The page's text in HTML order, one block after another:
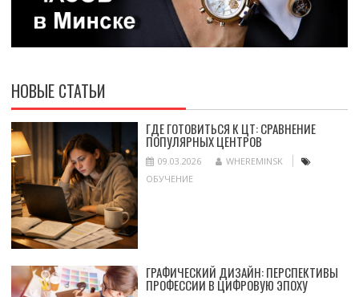
НОВЫЕ СТАТЬИ
ГДЕ ГОТОВИТЬСЯ К ЦТ: СРАВНЕНИЕ
ПОПУЛЯРНЫХ ЦЕНТРОВ
09.03.2026
WHEREMINSK
ОБУЧЕНИЕ
ГРАФИЧЕСКИЙ ДИЗАЙН: ПЕРСПЕКТИВЫ
ПРОФЕССИИ В ЦИФРОВУЮ ЭПОХУ